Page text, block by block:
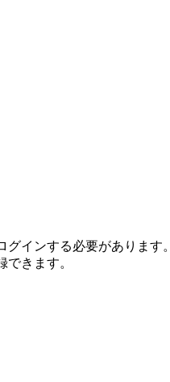
インする必要があります。
きます。